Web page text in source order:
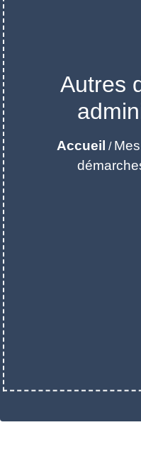
Autres
Accueil /